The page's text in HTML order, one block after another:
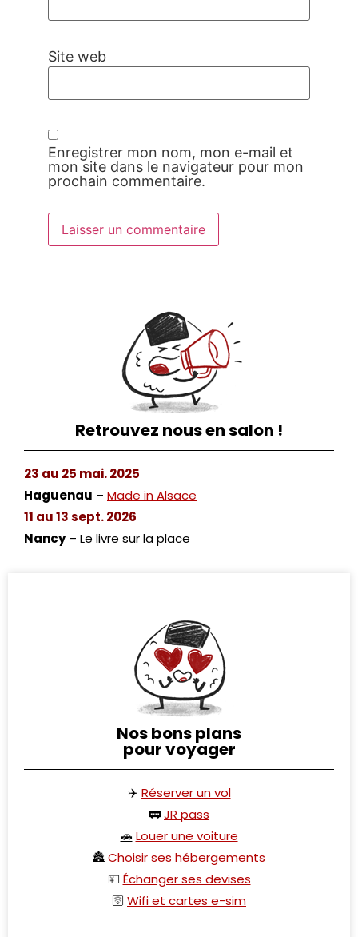
Site web
Enregistrer mon nom, mon e-mail et
mon site dans le navigateur pour mon
prochain commentaire.
Retrouvez nous en salon !
23 au 25 mai. 2025
Haguenau – Made in Alsace
11 au 13 sept. 2026
Nancy – Le livre sur la place
Nos bons plans
pour voyager
✈️ Réserver un vol
🚃JR pass
🚗 Louer une voiture
🏯Choisir ses hébergements
💴 Échanger ses devises
🛜 Wifi et cartes e-sim